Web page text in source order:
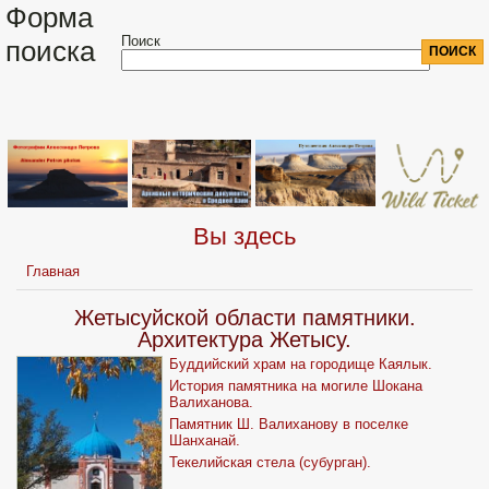
Форма
поиска
Поиск
Вы здесь
Главная
Жетысуйской области памятники.
Архитектура Жетысу.
Буддийский храм на городище Каялык.
История памятника на могиле Шокана
Валиханова.
Памятник Ш. Валиханову в поселке
Шанханай.
Текелийская стела (субурган).